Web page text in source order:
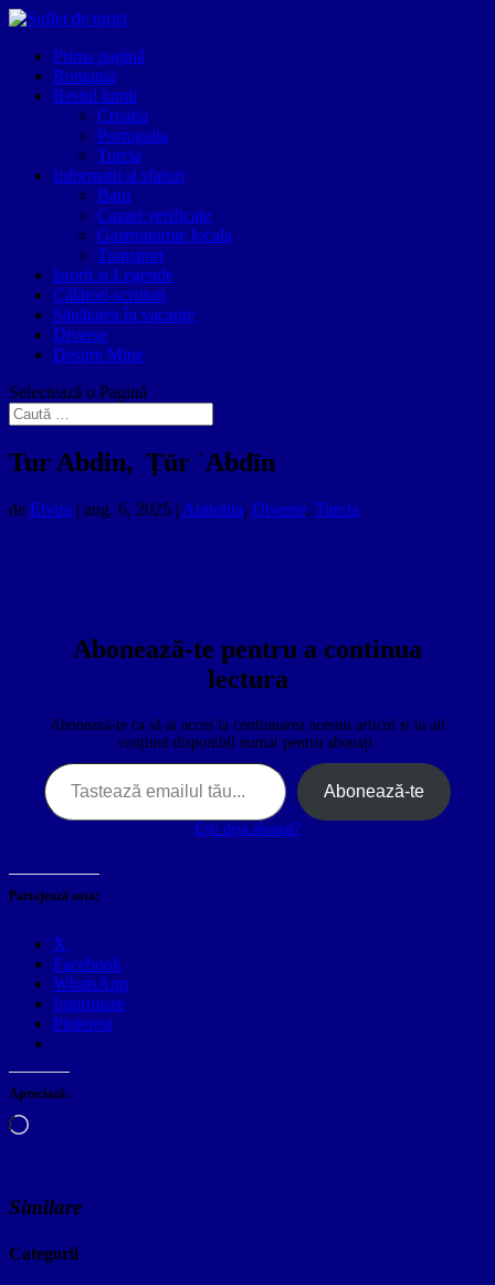
Prima pagină
Romania
Restul lumii
Croatia
Portugalia
Turcia
Informatii si sfaturi
Bani
Cazari verificate
Gastronomie locala
Transport
Istorii si Legende
Călători-scriitori
Sănătatea în vacanțe
Diverse
Despre Mine
Selectează o Pagină
Tur Abdin, Ṭūr ʿAbdīn
de Elvira | aug. 6, 2025 | Antiohia, Diverse, Turcia
Abonează-te pentru a continua
lectura
Abonează-te ca să ai acces la continuarea acestui articol și la alt
conținut disponibil numai pentru abonați.
Tastează emailul tău…
Abonează-te
Ești deja abonat?
Partajează asta:
X
Facebook
WhatsApp
Imprimare
Pinterest
Apreciază:
Încarc...
Similare
Categorii